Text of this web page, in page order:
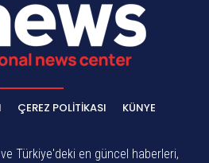
ÇEREZ POLITIKASI KÜNYE
Türkiye'deki en güncel haberleri,